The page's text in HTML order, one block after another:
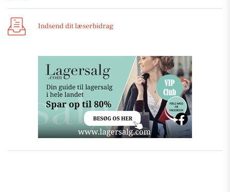
Indsend dit læserbidrag